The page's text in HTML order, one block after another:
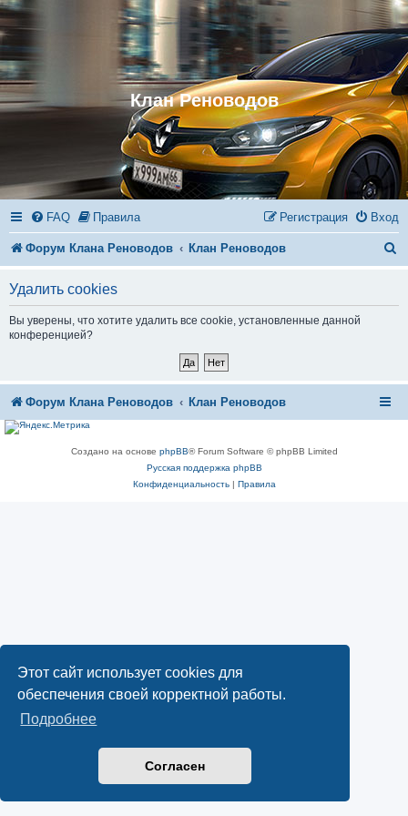
Этот сайт использует cookies для
обеспечения своей корректной работы.
Подробнее
Согласен
Клан Реноводов
FAQ Правила Вход
Регистрация
Форум Клана Реноводов Клан Реноводов
Удалить cookies
Вы уверены, что хотите удалить все cookie, установленные данной
конференцией?
Форум Клана Реноводов Клан Реноводов
Создано на основе phpBB® Forum Software © phpBB Limited
Русская поддержка phpBB
Конфиденциальность| Правила